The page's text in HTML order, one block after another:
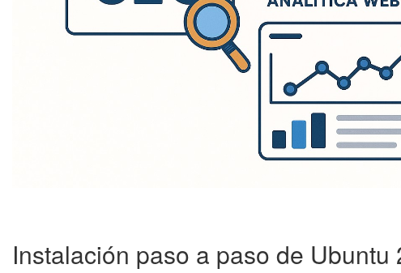
Instalación paso a paso de Ubuntu